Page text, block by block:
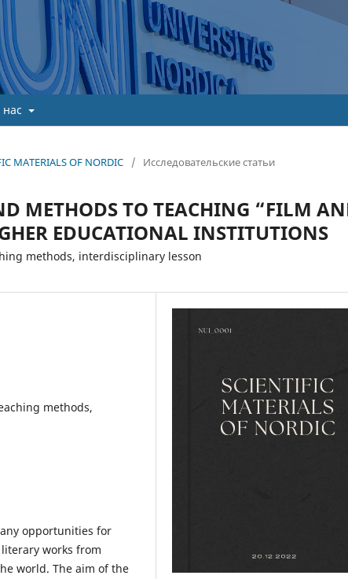
MATERIALS OF NORDIC / Исследовательские статьи
METHODS TO TEACHING “FILM
EDUCATIONAL INSTITUTIONS
methods, interdisciplinary lesson
methods,
opportunities for
works from
world. The aim of the